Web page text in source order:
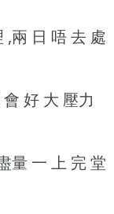
,兩 日 唔 去 處
好 大 壓力
量 一 上 完 堂